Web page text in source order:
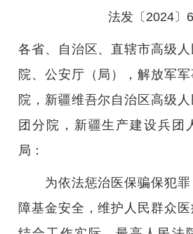
法发〔2024〕
各省、自治区、直辖市高级
院、公安厅（局），解放军
院，新疆维吾尔自治区高级
团分院，新疆生产建设兵团
局：
为依法惩治医保骗保犯罪
障基金安全，维护人民群众医